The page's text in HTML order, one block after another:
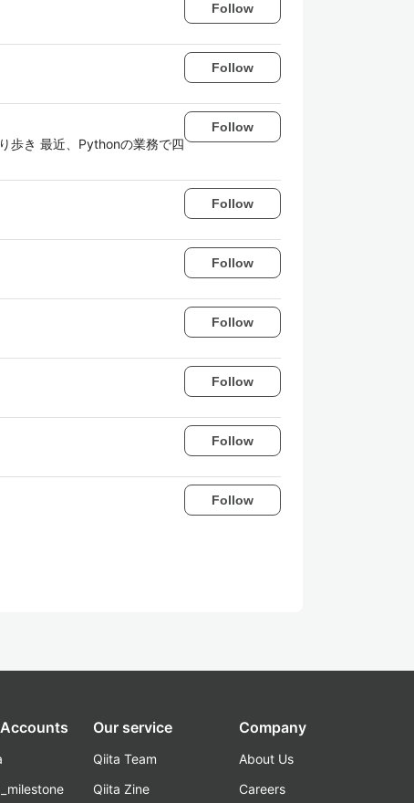
Follow
Follow
歩き 最近、Pythonの業務で四
Follow
Follow
Follow
Follow
Follow
Follow
Follow
Our service
Qiita Team
Qiita Zine
Company
About Us
Careers